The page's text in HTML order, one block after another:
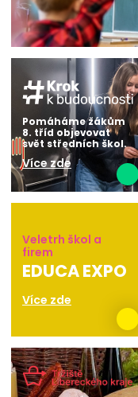
Pomáháme žákům
8. tříd objevovat
svět středních škol.
Více zde
Veletrh škol a
firem
EDUCA EXPO
Více zde